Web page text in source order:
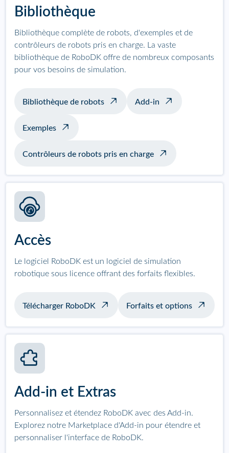
Bibliothèque
Bibliothèque complète de robots, d'exemples et de
contrôleurs de robots pris en charge. La vaste
bibliothèque de RoboDK offre de nombreux composants
pour vos besoins de simulation.
Bibliothèque de robots Add-in
Exemples
Contrôleurs de robots pris en charge
Accès
Le logiciel RoboDK est un logiciel de simulation
robotique sous licence offrant des forfaits flexibles.
Télécharger RoboDK Forfaits et options
Add-in et Extras
Personnalisez et étendez RoboDK avec des Add-in.
Explorez notre Marketplace d'Add-in pour étendre et
personnaliser l'interface de RoboDK.